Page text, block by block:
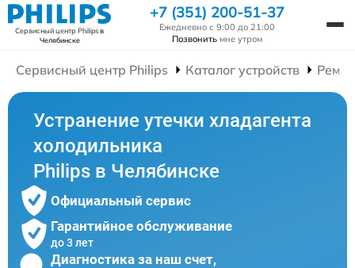
Сервисный центр Philipsв
Челябинске
+7 (351) 200-51-37
Ежедневно с 9:00 до 21:00
Позвонить мне утром
Сервисный центр Philips Каталог устройств
Устранение утечки хладагента
холодильника
Philips в Челябинске
Официальный сервис
Гарантийное обслуживание
до 3 лет
Диагностика за наш счет,